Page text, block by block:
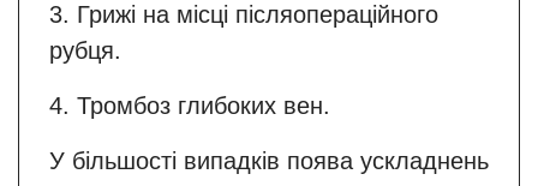
3. Грижі на місці післяопераційного
рубця.
4. Тромбоз глибоких вен.
У більшості випадків поява ускладнень